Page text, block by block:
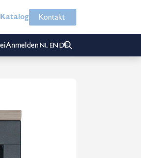
Katalog Kontakt
Anmelden